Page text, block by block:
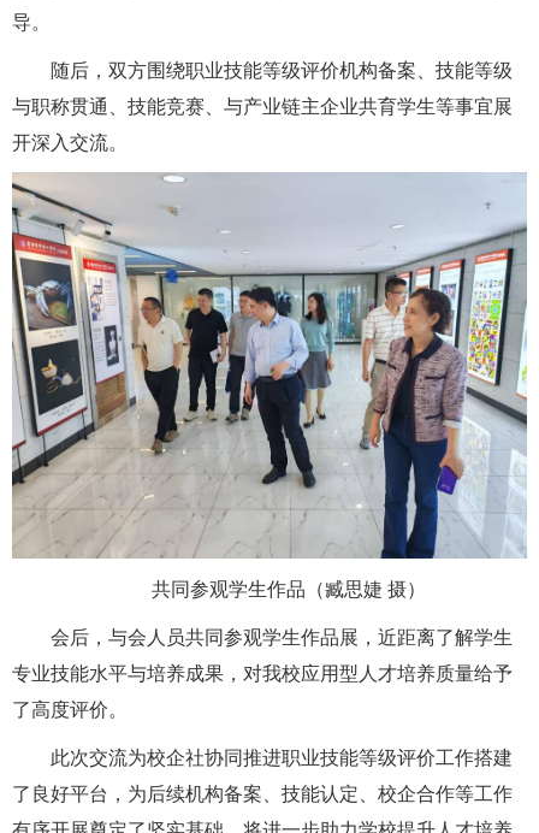
导。
随后，双方围绕职业技能等级评价机构备案、技能等级
与职称贯通、技能竞赛、与产业链主企业共育学生等事宜展
开深入交流。
共同参观学生作品（臧思婕 摄）
会后，与会人员共同参观学生作品展，近距离了解学生
专业技能水平与培养成果，对我校应用型人才培养质量给予
了高度评价。
此次交流为校企社协同推进职业技能等级评价工作搭建
了良好平台，为后续机构备案、技能认定、校企合作等工作